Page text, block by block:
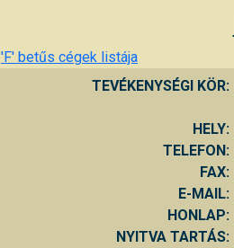
'F' betűs cégek listája
TEVÉKENYSÉGI KÖR:
HELY:
TELEFON:
FAX:
E-MAIL:
HONLAP:
NYITVA TARTÁS: